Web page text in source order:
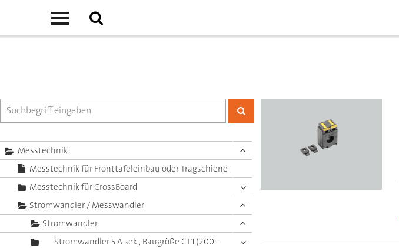
Messtechnik
Messtechnik für Fronttafeleinbau oder Tragschiene
Messtechnik für CrossBoard
Stromwandler / Messwandler
Stromwandler
Stromwandler 5 A sek., Baugröße CT1 (200 -